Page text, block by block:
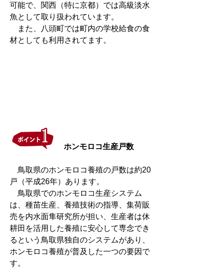
可能で、関西（特に京都）では高級淡水
魚として取り扱われています。
また、八頭町では町内の学校給食の食
材としても利用されてます。
ホンモロコ生産戸数
鳥取県のホンモロコ養殖の戸数は約20
戸（平成26年）あります。
鳥取県でのホンモロコ生産システム
は、種苗生産、養殖技術の指導、集荷販
売を内水面隼研究所が担い、生産者は休
耕田を活用した養殖に安心して専念でき
るという鳥取県独自のシステムがあり、
ホンモロコ養殖が普及した一つの要因で
す。